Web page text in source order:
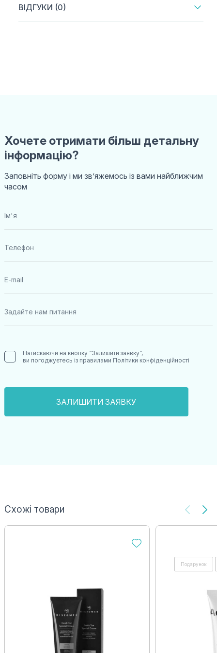
ВІДГУКИ (0)
Хочете отримати більш детальну
інформацію?
Заповніть форму і ми звʼяжемось із вами найближчим
часом
Натискаючи на кнопку “Залишити заявку”,
ви погоджуєтесь із правилами Політики конфіденційності
Схожі товари
Подарунок